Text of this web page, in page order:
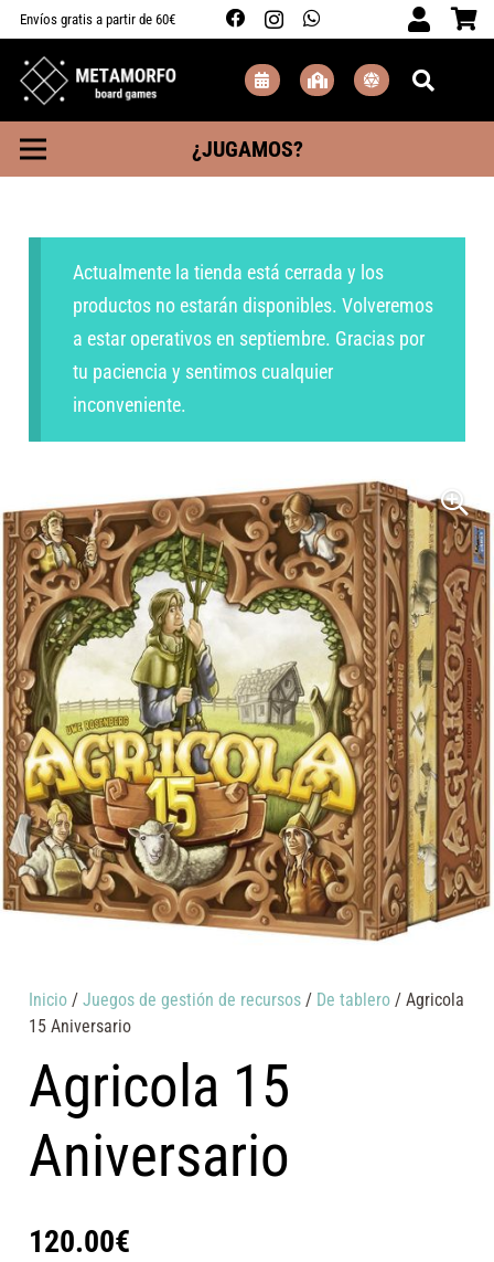
Envíos gratis a partir de 60€
¿JUGAMOS?
Actualmente la tienda está cerrada y los
productos no estarán disponibles. Volveremos
a estar operativos en septiembre. Gracias por
tu paciencia y sentimos cualquier
inconveniente.
Inicio /Juegos de gestión de recursos / De tablero / Agricola
15 Aniversario
Agricola 15
Aniversario
120.00€